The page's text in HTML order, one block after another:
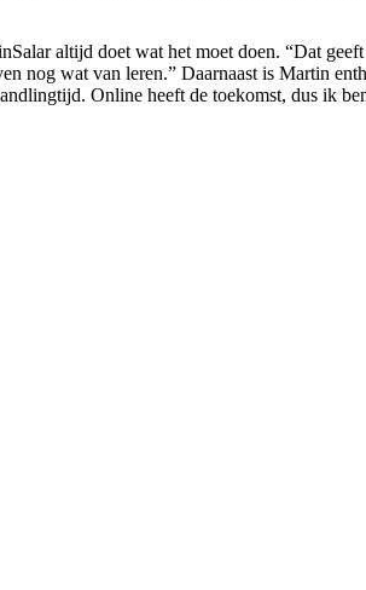
altijd doet wat het moet doen. “Dat
nog wat van leren.” Daarnaast is Martin
Online heeft de toekomst, dus ik